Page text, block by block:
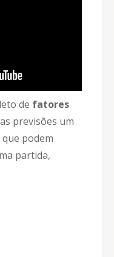
de fatores
previsões um
podem
partida,